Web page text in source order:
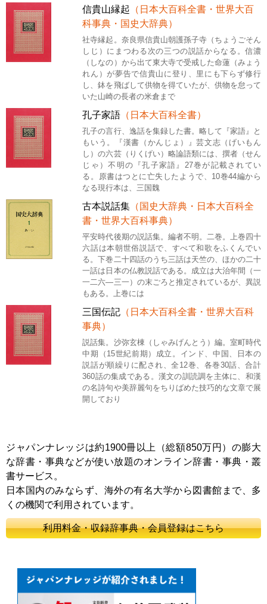
信貴山縁起 （日本大百科全書・世界大百
科事典・国史大辞典）
社寺縁起。奈良県信貴山朝護孫子寺（ちょうごそん
しじ）にまつわる次の三つの説話からなる。信濃
（しなの）から出て東大寺で受戒した命蓮（みょう
れん）が夢告で信貴山に登り、里にも下らず修行
し、鉢を飛ばして供物を得ていたが、供物を怠って
いた山崎の長者の米倉まで
孔子家語 （日本大百科全書）
孔子の言行、逸話を集録した書。略して『家語』と
もいう。『漢書（かんじょ）』芸文志（げいもん
し）の六芸（りくげい）略論語類には、撰者（せん
じゃ）不明の『孔子家語』27巻が記載されてい
る。原書はつとに亡失したようで、10巻44編から
なる現行本は、三国魏
古本説話集 （国史大辞典・日本大百科全
書・世界大百科事典）
平安時代後期の説話集。編者不明。二巻。上巻四十
六話は本朝世俗説話で、すべて和歌をふくんでい
る。下巻二十四話のうち三話は天竺の、ほかの二十
一話は日本の仏教説話である。成立は大治年間（一
一二六―三一）の末ごろと推定されているが、異説
もある。上巻には
三国伝記 （日本大百科全書・世界大百科
事典）
説話集。沙弥玄棟（しゃみげんとう）編。室町時代
中期（15世紀前期）成立。インド、中国、日本の
説話が順繰りに配され、全12巻、各巻30話、合計
360話の集成である。漢文の訓読調を主体に、和漢
の名詩句や美辞麗句をちりばめた技巧的な文章で展
開しており
ジャパンナレッジは約1900冊以上（総額850万円）の膨大
な辞書・事典などが使い放題のオンライン辞書・事典・叢
書サービス。
日本国内のみならず、海外の有名大学から図書館まで、多
くの機関で利用されています。
利用料金・収録辞事典・会員登録はこちら